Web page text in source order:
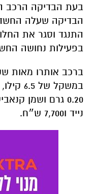
בעת הבדיקה הרכב
הבדיקה שעלה
התנגד וסגר את
בפעילות נחושה
ברכב אותרו מאות
נייד ו7,700 ש״ח.